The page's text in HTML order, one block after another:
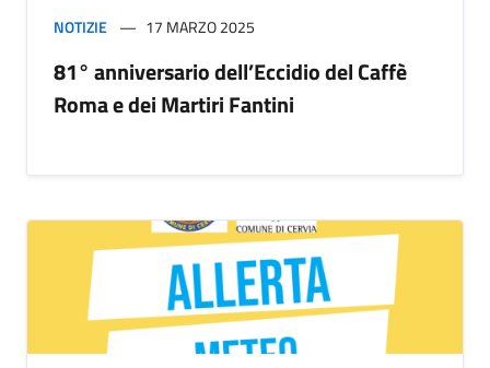
NOTIZIE 17 MARZO 2025
81° anniversario dell’Eccidio del Caffè
Roma e dei Martiri Fantini